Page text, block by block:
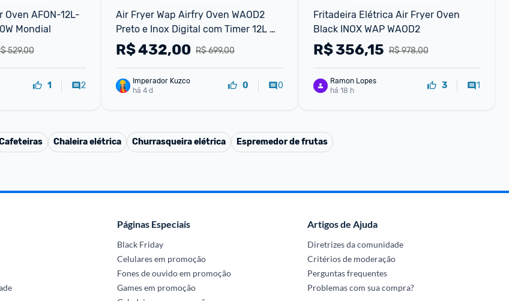
AFON-12L-
Mondial
529,00
1 2
Air Fryer Wap Airfry Oven WAOD2
Preto e Inox Digital com Timer 12L
FW010509 - 220V
R$ 699,00
R$432,00
Imperador Kuzco
há 4 d
0 0
Fritadeira Elétrica Air Fryer Oven
Black INOX WAP WAOD2
R$ 978,00
R$356,15
Ramon Lopes
há 18 h
3 1
Chaleira elétrica Churrasqueira elétrica Espremedor de frutas
Páginas Especiais
Black Friday
Celulares em promoção
Fones de ouvido em promoção
Games em promoção
Artigos de Ajuda
Diretrizes da comunidade
Critérios de moderação
Perguntas frequentes
Problemas com sua compra?